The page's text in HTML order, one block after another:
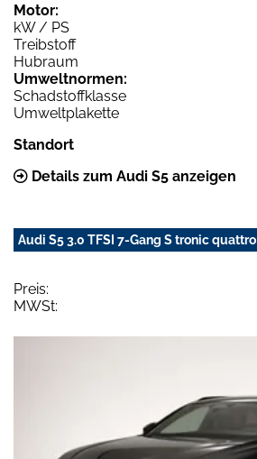
Motor:
kW / PS
Treibstoff
Hubraum
Umweltnormen:
Schadstoffklasse
Umweltplakette
Standort
Details zum Audi S5 anzeigen
Audi S5 3.0 TFSI 7-Gang S tronic quattro
Preis:
MWSt: